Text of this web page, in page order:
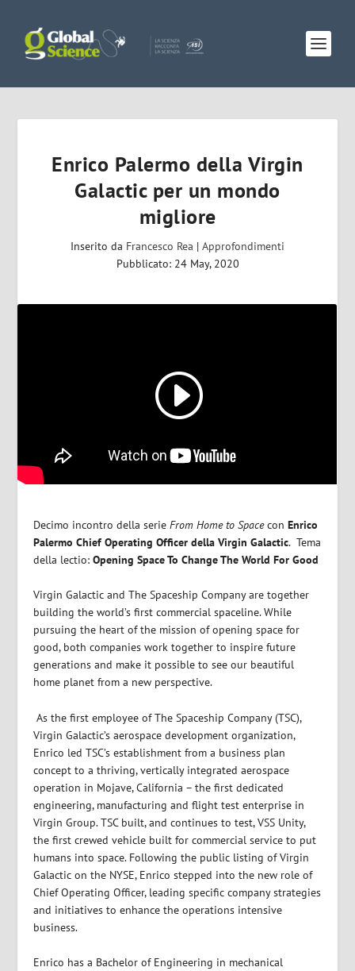
Enrico Palermo della Virgin
Galactic per un mondo
migliore
Inserito da Francesco Rea | Approfondimenti
Pubblicato: 24 May, 2020
Decimo incontro della serieFrom Home to SpaceconEnrico
Palermo Chief Operating Officer della Virgin Galactic. Tema
della lectio:Opening Space To Change The World For Good
Virgin Galactic and The Spaceship Company are together
building the world’s first commercial spaceline. While
pursuing the heart of the mission of opening space for
good, both companies work together to inspire future
generations and make it possible to see our beautiful
home planet from a new perspective.
As the first employee of The Spaceship Company (TSC),
Virgin Galactic’s aerospace development organization,
Enrico led TSC’s establishment from a business plan
concept to a thriving, vertically integrated aerospace
operation in Mojave, California – the first dedicated
engineering, manufacturing and flight test enterprise in
Virgin Group. TSC built, and continues to test, VSS Unity,
the first crewed vehicle built for commercial service to put
humans into space. Following the public listing of Virgin
Galactic on the NYSE, Enrico stepped into the new role of
Chief Operating Officer, leading specific company strategies
and initiatives to enhance the operations intensive
business.
Enrico has a Bachelor of Engineering in mechanical